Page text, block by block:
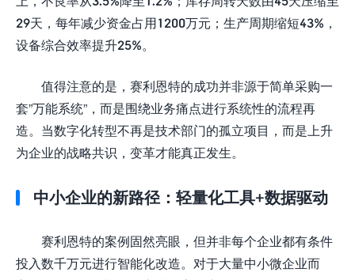
29天，每年减少资金占用1200万元；生产周期缩短43%，
设备综合效率提升25%。
值得注意的是，赛利恩特的成功并非源于简单采购一
套”万能系统”，而是围绕业务痛点进行系统性的流程再
造。当数字化转型不再是技术部门的孤立项目，而是上升
为企业的战略共识，变革才能真正发生。
中小企业的新路径：轻量化工具+数据驱动
赛利恩特的案例固然亮眼，但并非每个企业都有条件
投入数千万元进行智能化改造。对于大量中小微企业而